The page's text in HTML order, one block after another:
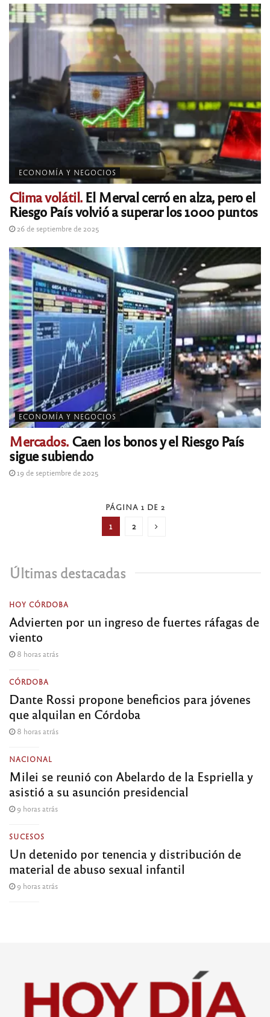
ECONOMÍA Y NEGOCIOS
Clima volátil.El Merval cerró en alza, pero el
Riesgo País volvió a superar los 1000 puntos
26 de septiembre de 2025
ECONOMÍA Y NEGOCIOS
Mercados. Caen los bonos y el Riesgo País
sigue subiendo
19 de septiembre de 2025
PÁGINA 1 DE 2
1 2
Últimas destacadas
HOY CÓRDOBA
Advierten por un ingreso de fuertes ráfagas de
viento
8 horas atrás
CÓRDOBA
Dante Rossi propone beneficios para jóvenes
que alquilan en Córdoba
8 horas atrás
NACIONAL
Milei se reunió con Abelardo de la Espriella y
asistió a su asunción presidencial
9 horas atrás
SUCESOS
Un detenido por tenencia y distribución de
material de abuso sexual infantil
9 horas atrás